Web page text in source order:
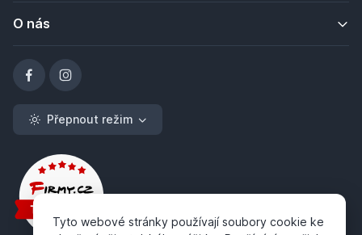
O nás
Přepnout režim
Tyto webové stránky používají soubory cookie ke